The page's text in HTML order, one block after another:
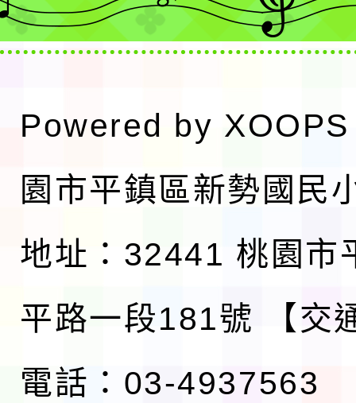
Powered by XOOPS
園市平鎮區新勢國民
地址：32441 桃園市
平路一段181號
【交
電話：03-4937563